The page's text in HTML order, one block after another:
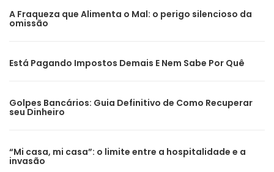
A Fraqueza que Alimenta o Mal: o perigo silencioso da
omissão
Está Pagando Impostos Demais E Nem Sabe Por Quê
Golpes Bancários: Guia Definitivo de Como Recuperar
seu Dinheiro
“Mi casa, mi casa”: o limite entre a hospitalidade e a
invasão